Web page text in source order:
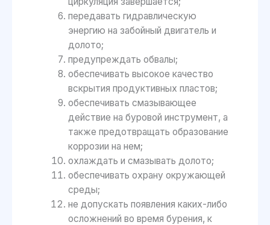
передавать гидравлическую
энергию на забойный двигатель и
долото;
предупреждать обвалы;
обеспечивать высокое качество
вскрытия продуктивных пластов;
обеспечивать смазывающее
действие на буровой инструмент, а
также предотвращать образование
коррозии на нем;
охлаждать и смазывать долото;
обеспечивать охрану окружающей
среды;
не допускать появления каких-либо
осложнений во время бурения, к